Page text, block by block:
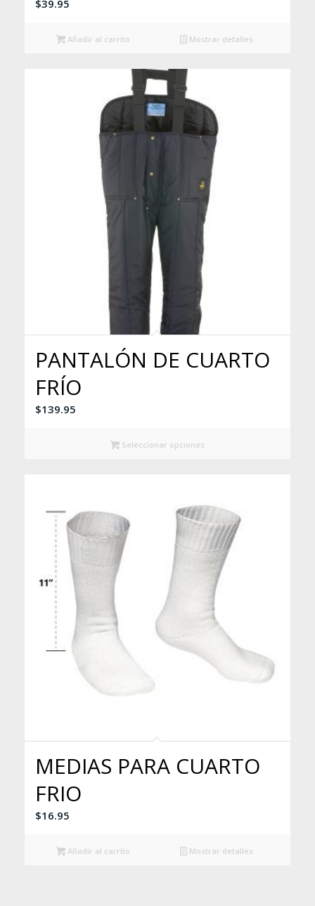
$39.95
Añadir al carrito Mostrar detalles
PANTALÓN DE CUARTO
FRÍO
$139.95
Seleccionar opciones
MEDIAS PARA CUARTO
FRIO
$16.95
Añadir al carrito Mostrar detalles